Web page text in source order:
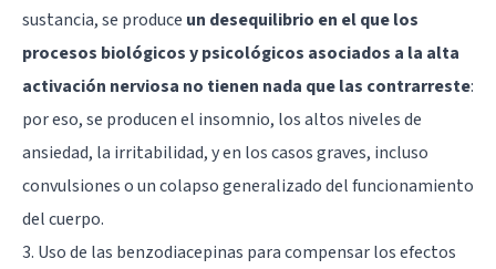
sustancia, se produce un desequilibrio en el que los
procesos biológicos y psicológicos asociados a la alta
activación nerviosa no tienen nada que las contrarreste:
por eso, se producen el insomnio, los altos niveles de
ansiedad, la irritabilidad, y en los casos graves, incluso
convulsiones o un colapso generalizado del funcionamiento
del cuerpo.
3. Uso de las benzodiacepinas para compensar los efectos